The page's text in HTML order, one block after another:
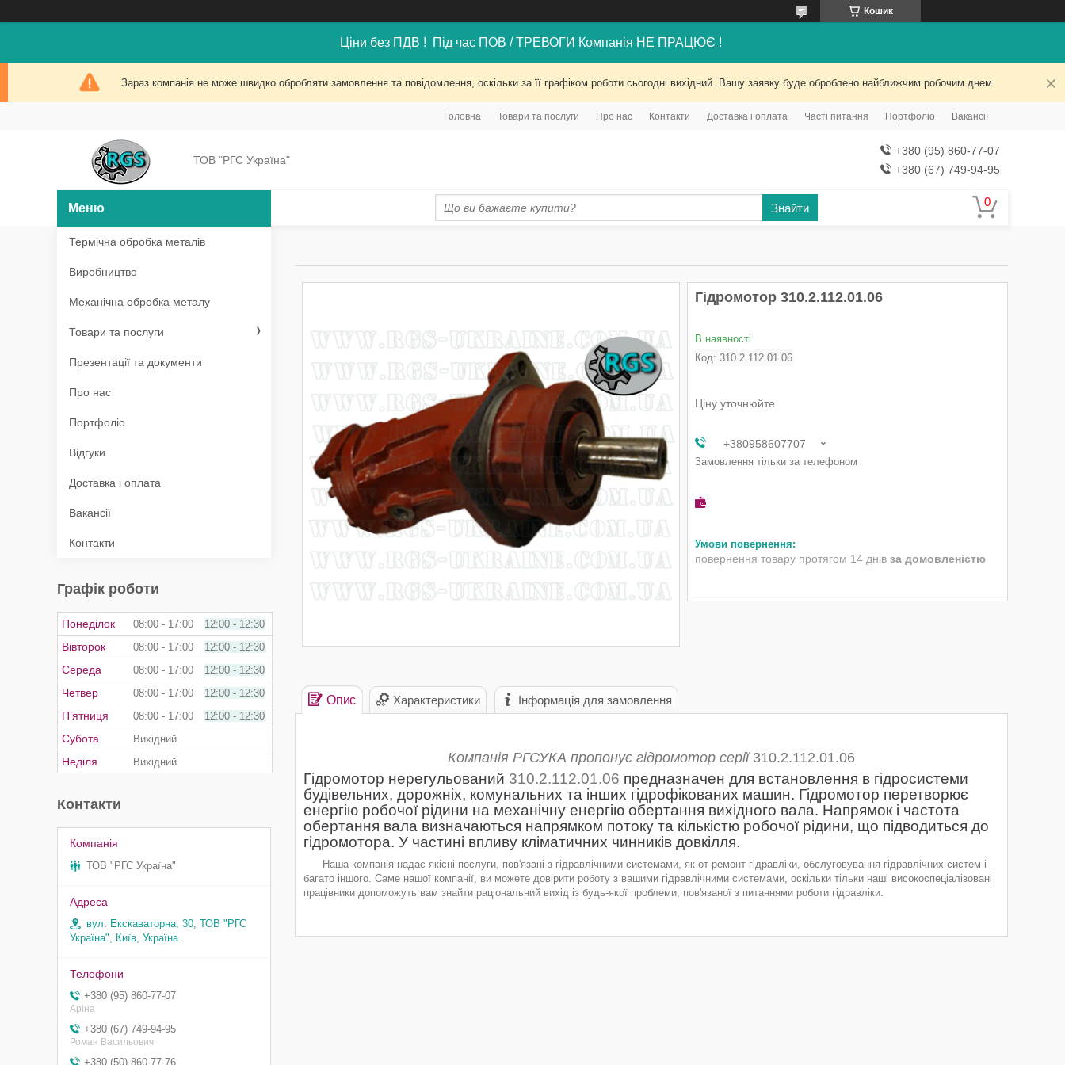
Кошик
Ціни без ПДВ ! Під час ПОВ / ТРЕВОГИ Компанія НЕ ПРАЦЮЄ !
Зараз компанія не може швидко обробляти замовлення та повідомлення, оскільки за її графіком роботи сьогодні вихідний. Вашу заявку буде оброблено найближчим робочим днем.
Головна Товари та послуги Про нас Контакти Доставка і оплата Часті питання Портфоліо Вакансії
ТОВ "РГС Україна"
+380 (95) 860-77-07
+380 (67) 749-94-95
Знайти
Гідромотор 310.2.112.01.06
В наявності
Код: 310.2.112.01.06
Ціну уточнюйте
+380958607707
Замовлення тільки за телефоном
повернення товару протягом 14 днів за домовленістю
Опис Характеристики Інформація для замовлення
Компанія РГСУКА пропонує гідромотор серії 310.2.112.01.06
Гідромотор нерегульований 310.2.112.01.06 предназначен для встановлення в гідросистеми
будівельних, дорожніх, комунальних та інших гідрофікованих машин. Гідромотор перетворює
енергію робочої рідини на механічну енергію обертання вихідного вала. Напрямок і частота
обертання вала визначаються напрямком потоку та кількістю робочої рідини, що підводиться до
гідромотора. У частині впливу кліматичних чинників довкілля.
Наша компанія надає якісні послуги, пов'язані з гідравлічними системами, як-от ремонт гідравліки, обслуговування гідравлічних систем і
багато іншого. Саме нашої компанії, ви можете довірити роботу з вашими гідравлічними системами, оскільки тільки наші високоспеціалізовані
працівники допоможуть вам знайти раціональний вихід із будь-якої проблеми, пов'язаної з питаннями роботи гідравліки.
Термічна обробка металів
Виробництво
Механічна обробка металу
Товари та послуги
Презентації та документи
Про нас
Портфоліо
Відгуки
Доставка і оплата
Вакансії
Контакти
Графік роботи
Понеділок 08:00 17:00 12:00 12:30
Вівторок 08:00 17:00 12:00 12:30
Середа 08:00 17:00 12:00 12:30
Четвер 08:00 17:00 12:00 12:30
Пʼятниця 08:00 17:00 12:00 12:30
Субота Вихідний
Неділя Вихідний
Контакти
ТОВ "РГС Україна"
вул. Екскаваторна, 30, ТОВ "РГС
Україна", Київ, Україна
+380 (95) 860-77-07
Аріна
+380 (67) 749-94-95
Роман Васильович
+380 (50) 860-77-76